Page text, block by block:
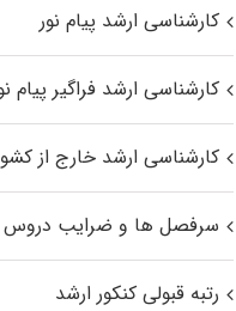
کارشناسی ارشد پیام نور
کارشناسی ارشد فراگیر پیام
کارشناسی ارشد خارج از
سرفصل ها و ضرایب دروس
رتبه قبولی کنکور ارشد